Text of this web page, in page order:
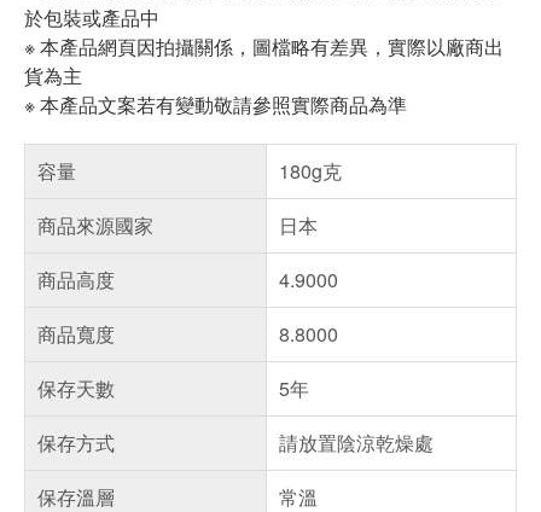
於包裝或產品中
※ 本產品網頁因拍攝關係，圖檔略有差異，實際以廠商出
貨為主
※ 本產品文案若有變動敬請參照實際商品為準
容量
180g克
商品來源國家
日本
商品高度
4.9000
商品寬度
8.8000
保存天數
5年
保存方式
請放置陰涼乾燥處
保存溫層
常溫